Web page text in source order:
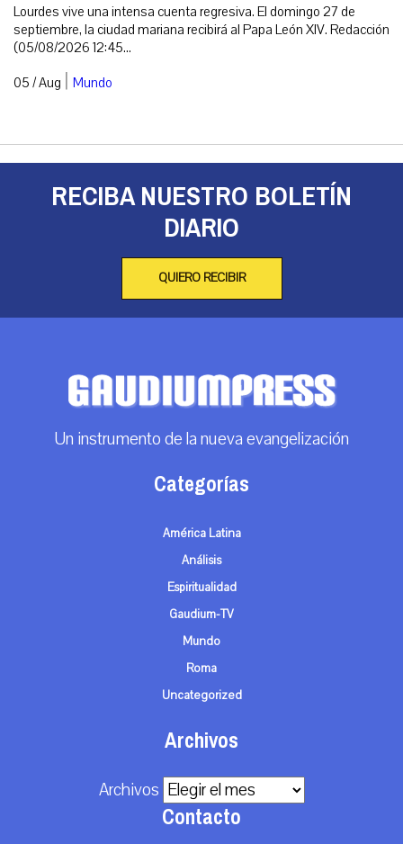
Lourdes vive una intensa cuenta regresiva. El domingo 27 de
septiembre, la ciudad mariana recibirá al Papa León XIV. Redacción
(05/08/2026 12:45...
05 / Aug | Mundo
RECIBA NUESTRO BOLETÍN
DIARIO
QUIERO RECIBIR
Un instrumento de la nueva evangelización
Categorías
América Latina
Análisis
Espiritualidad
Gaudium-TV
Mundo
Roma
Uncategorized
Archivos
Archivos
Contacto